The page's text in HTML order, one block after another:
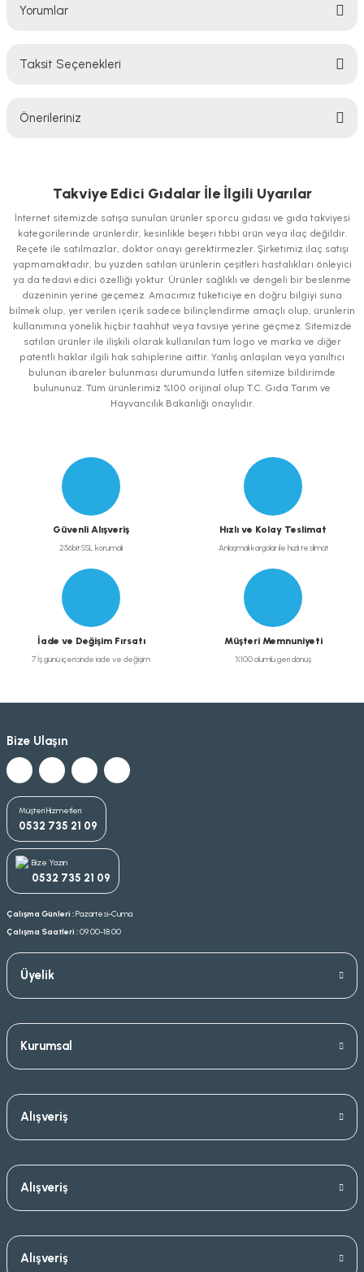
Yorumlar
Taksit Seçenekleri
Önerileriniz
iletebilirsiniz.
Görüş ve önerileriniz için teşekkür ederiz.
Ürün resmi kalitesiz, bozuk veya görüntülenemiyor.
Ürün açıklamasında eksik bilgiler bulunuyor.
Ürün bilgilerinde hatalar bulunuyor.
Ürün fiyatı diğer sitelerden daha pahalı.
Bu ürüne benzer farklı alternatifler olmalı.
Takviye Edici Gıdalar İle İlgili Uyarılar
İnternet sitemizde satışa sunulan ürünler sporcu gıdası ve gıda takviyesi
kategorilerinde ürünlerdir, kesinlikle beşeri tıbbi ürün veya ilaç değildir.
Reçete ile satılmazlar, doktor onayı gerektirmezler. Şirketimiz ilaç satışı
yapmamaktadır, bu yüzden satılan ürünlerin çeşitleri hastalıkları önleyici
ya da tedavi edici özelliği yoktur. Ürünler sağlıklı ve dengeli bir beslenme
düzeninin yerine geçemez. Amacımız tüketiciye en doğru bilgiyi suna
bilmek olup, yer verilen içerik sadece bilinçlendirme amaçlı olup, ürünlerin
kullanımına yönelik hiçbir taahhüt veya tavsiye yerine geçmez. Sitemizde
satılan ürünler ile ilişkili olarak kullanılan tüm logo ve marka ve diğer
patentli haklar ilgili hak sahiplerine aittir. Yanlış anlaşılan veya yanıltıcı
bulunan ibareler bulunması durumunda lütfen sitemize bildirimde
bulununuz. Tüm ürünlerimiz %100 orijinal olup T.C. Gıda Tarım ve
Hayvancılık Bakanlığı onaylıdır.
Güvenli Alışveriş
256bit SSL korumalı
Hızlı ve Kolay Teslimat
Anlaşmalı kargolar ile hızlı teslimat
İade ve Değişim Fırsatı
7 İş günü içerisinde iade ve değişim
Müşteri Memnuniyeti
%100 olumlu geri dönüş
Bize Ulaşın
Müşteri Hizmetleri
0532 735 21 09
Bize Yazın
0532 735 21 09
Çalışma Günleri :Pazartesi-Cuma
Çalışma Saatleri :09.00-18.00
Üyelik
Kurumsal
Alışveriş
Alışveriş
Alışveriş